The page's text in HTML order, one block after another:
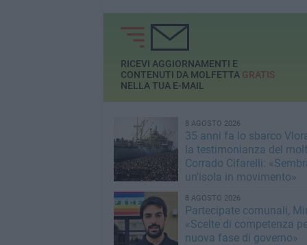
RICEVI AGGIORNAMENTI E
CONTENUTI DA MOLFETTA GRATIS
NELLA TUA E-MAIL
8 AGOSTO 2026
35 anni fa lo sbarco
la testimonianza del
Corrado Cifarelli:
un'isola in movimento»
8 AGOSTO 2026
Partecipate comunali,
«Scelte di competenza
nuova fase di governo»